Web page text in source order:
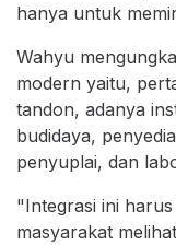
hanya untuk
Wahyu
modern yaitu,
tandon, adanya
budidaya,
penyuplai, dan
"Integrasi ini
masyarakat